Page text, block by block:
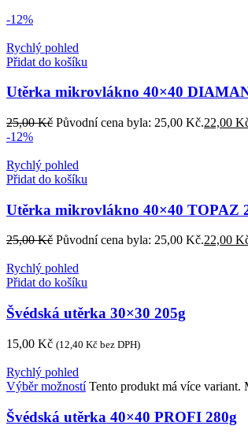
-12%
Rychlý pohled
Přidat do košíku
Utěrka mikrovlákno 40×40
25,00Kč Původní cena byla: 25,00 Kč.22,00
-12%
Rychlý pohled
Přidat do košíku
Utěrka mikrovlákno 40×40 TOPAZ
25,00Kč Původní cena byla: 25,00 Kč.22,00
Rychlý pohled
Přidat do košíku
Švédská utěrka 30×30 205g
15,00 Kč (12,40 Kč bez DPH)
Rychlý pohled
Výběr možností Tento produkt má více variant.
Švédská utěrka 40×40 PROFI 280g